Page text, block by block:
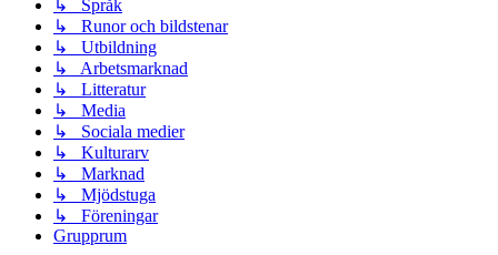
↳ Språk
↳ Runor och bildstenar
↳ Utbildning
↳ Arbetsmarknad
↳ Litteratur
↳ Media
↳ Sociala medier
↳ Kulturarv
↳ Marknad
↳ Mjödstuga
↳ Föreningar
Grupprum